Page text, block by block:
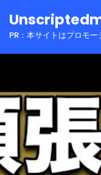
toPR：本サイトはプロモ